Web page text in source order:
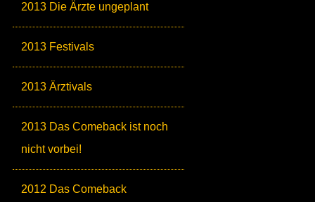
2013 Die Ärzte ungeplant
2013 Festivals
2013 Ärztivals
2013 Das Comeback ist noch
nicht vorbei!
2012 Das Comeback